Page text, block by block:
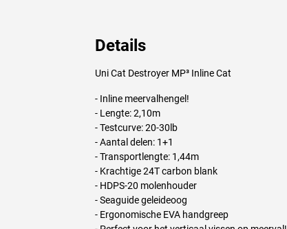
Details
Uni Cat Destroyer MP³ Inline Cat
- Inline meervalhengel!
- Lengte: 2,10m
- Testcurve: 20-30lb
- Aantal delen: 1+1
- Transportlengte: 1,44m
- Krachtige 24T carbon blank
- HDPS-20 molenhouder
- Seaguide geleideoog
- Ergonomische EVA handgreep